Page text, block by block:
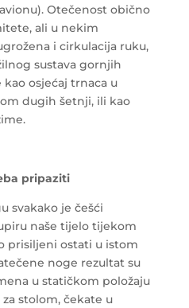
Otečenost obično
ali u nekim
i cirkulacija ruku,
sustava gornjih
osjećaj trnaca u
dugih šetnji, ili kao
pripaziti
svakako je češći
naše tijelo tijekom
prisiljeni ostati u istom
noge rezultat su
u statičkom položaju
stolom, čekate u